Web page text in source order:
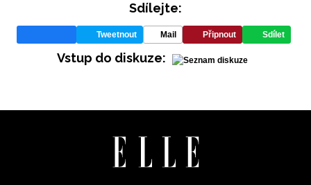
Sdílejte:
Tweetnout Mail Připnout Sdílet
Vstup do diskuze: